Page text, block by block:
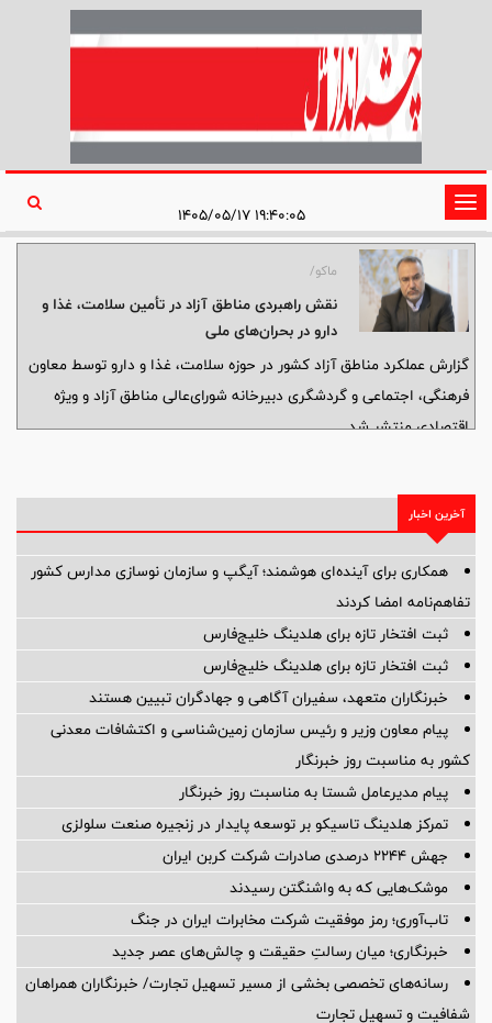
تغییر
وضعیت
ناوبری
۱۹:۴۰:۰۵ ۱۴۰۵/۰۵/۱۷
ماکو/
نقش راهبردی مناطق آزاد در تأمین سلامت، غذا و
دارو در بحران‌های ملی
گزارش عملکرد مناطق آزاد کشور در حوزه سلامت، غذا و دارو توسط معاون
فرهنگی، اجتماعی و گردشگری دبیرخانه شورای‌عالی مناطق آزاد و ویژه
اقتصادی منتشر شد
آخرین اخبار
همکاری برای آینده‌ای هوشمند؛ آیگپ و سازمان نوسازی مدارس کشور
تفاهم‌نامه امضا کردند
ثبت افتخار تازه برای هلدینگ خلیج‌فارس
ثبت افتخار تازه برای هلدینگ خلیج‌فارس
خبرنگاران متعهد، سفیران آگاهی و جهادگران تبیین هستند
پیام معاون وزیر و رئیس سازمان زمین‌شناسی و اکتشافات معدنی
کشور به مناسبت روز خبرنگار
پیام مدیرعامل شستا به مناسبت روز خبرنگار
تمرکز هلدینگ تاسیکو بر توسعه پایدار در زنجیره صنعت سلولزی
جهش ۲۲۴۴ درصدی صادرات شرکت کربن ایران
موشک‌هایی که به واشنگتن رسیدند
تاب‌آوری؛ رمز موفقیت شرکت مخابرات ایران در جنگ
خبرنگاری؛ میان رسالتِ حقیقت و چالش‌های عصر جدید
رسانه‌های تخصصی بخشی از مسیر تسهیل تجارت/ خبرنگاران همراهان
شفافیت و تسهیل تجارت